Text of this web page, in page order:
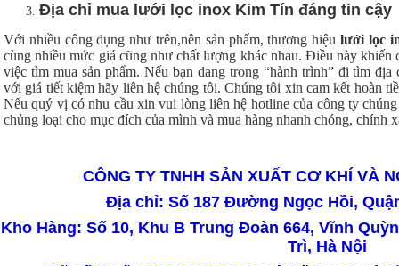
Địa chỉ mua lưới lọc inox Kim Tín đáng tin cậy
Với nhiều công dụng như trên,nên sản phẩm, thương hiệulưới lọc
cùng nhiều mức giá cũng như chất lượng khác nhau. Điều này
việc tìm mua sản phẩm. Nếu bạn dang trong “hành trình” đi tìm
với giá tiết kiệm hãy liên hệ chúng tôi. Chúng tôi xin cam kết hoàn
Nếu quý vị có nhu cầu xin vui lòng liên hệ hotline của công ty
chủng loại cho mục đích của mình và mua hàng nhanh chóng, chính
CÔNG TY TNHH SẢN XUẤT CƠ KHÍ VÀ
Địa chỉ: Số 187 Đường Ngọc Hồi,
Kho Hàng: Số 10, Khu B Trung Đoàn 664, Vĩnh
Trì, Hà Nội